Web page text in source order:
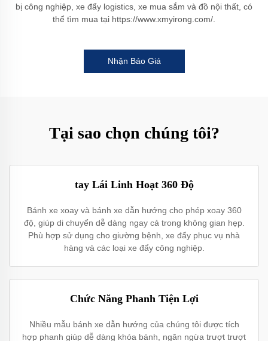
bị công nghiệp, xe đẩy logistics, xe mua sắm và đồ nội thất, có
thể tìm mua tại https://www.xmyirong.com/.
Nhận Báo Giá
Tại sao chọn chúng tôi?
tay Lái Linh Hoạt 360 Độ
Bánh xe xoay và bánh xe dẫn hướng cho phép xoay 360
độ, giúp di chuyển dễ dàng ngay cả trong không gian hẹp.
Phù hợp sử dụng cho giường bệnh, xe đẩy phục vụ nhà
hàng và các loại xe đẩy công nghiệp.
Chức Năng Phanh Tiện Lợi
Nhiều mẫu bánh xe dẫn hướng của chúng tôi được tích
hợp phanh giúp dễ dàng khóa bánh, ngăn ngừa trượt trượt